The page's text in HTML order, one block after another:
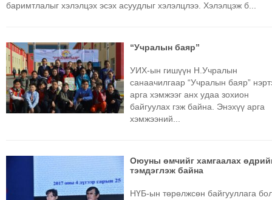
баримтлалыг хэлэлцэх эсэх асуудлыг хэлэлцлээ. Хэлэлцэж б...
“Учралын баяр”
УИХ-ын гишүүн Н.Учралын
санаачилгаар “Учралын баяр”
арга хэмжээг анх удаа зохион
байгуулах гэж байна. Энэхүү арга
хэмжээний...
Оюуны өмчийг хамгаалах
тэмдэглэж байна
НҮБ-ын төрөлжсөн байгууллага